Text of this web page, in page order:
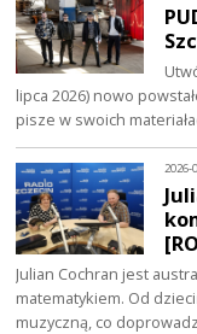
lipca 2026) nowo
pisze w swoich
2026-
Julian Cochran jest
matematykiem. Od
muzyczną, co